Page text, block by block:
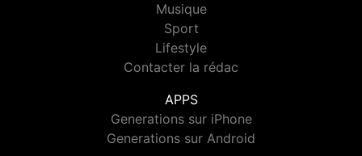
Musique
Sport
Lifestyle
Contacter la rédac
APPS
Generations sur iPhone
Generations sur Android